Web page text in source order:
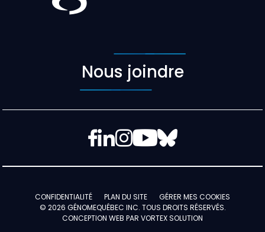
Facebook
LinkedIn
Instagram
YouTube
Bluesky
Nous joindre
© 2026 GÉNOMEQUÉBEC INC. TOUS DROITS RÉSERVÉS.
CONCEPTION WEB PAR VORTEX SOLUTION
CONFIDENTIALITÉ PLAN DU SITE GÉRER MES COOKIES